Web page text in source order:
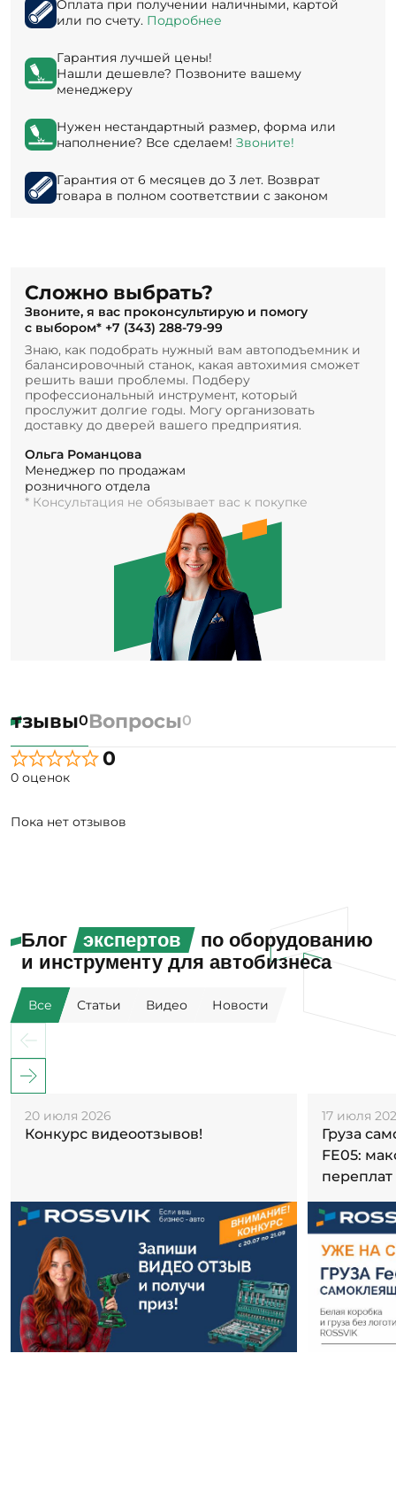
Оплата при получении наличными, картой
или по счету. Подробнее
Гарантия лучшей цены!
Нашли дешевле? Позвоните вашему
менеджеру
Нужен нестандартный размер, форма или
наполнение? Все сделаем! Звоните!
Гарантия от 6 месяцев до 3 лет. Возврат
товара в полном соответствии с законом
Сложно выбрать?
Звоните, я вас проконсультирую и помогу
с выбором* +7 (343) 288-79-99
Знаю, как подобрать нужный вам автоподъемник и
балансировочный станок, какая автохимия сможет
решить ваши проблемы. Подберу
профессиональный инструмент, который
прослужит долгие годы. Могу организовать
доставку до дверей вашего предприятия.
Ольга Романцова
Менеджер по продажам
розничного отдела
* Консультация не обязывает вас к покупке
0Вопросы0
0
0 оценок
Пока нет отзывов
Блог экспертов
по оборудованию
и инструменту для автобизнеса
Все Статьи Видео Новости
20 июля 2026
Конкурс видеоотзывов!
17 июля
Груза
FE05:
переплат